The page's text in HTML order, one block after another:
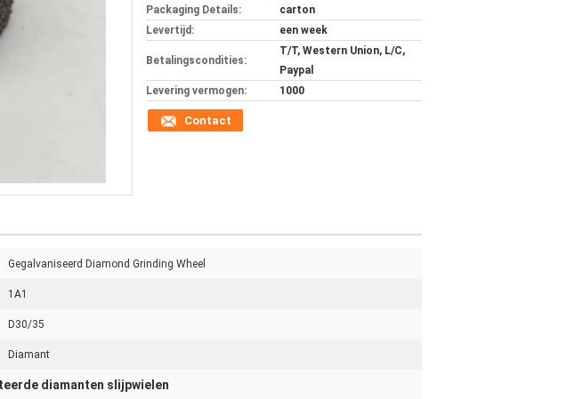
Packaging Details:
carton
Levertijd:
een week
Betalingscondities:
T/T, Western Union, L/C,
Paypal
Levering vermogen:
1000
Contact
Gegalvaniseerd Diamond Grinding Wheel
1A1
D30/35
Diamant
diamanten slijpwielen